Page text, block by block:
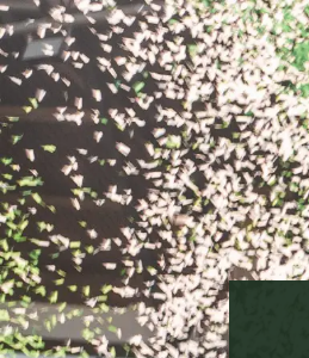
Zum
Inhalt
springen